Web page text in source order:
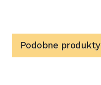
Podobne produkty